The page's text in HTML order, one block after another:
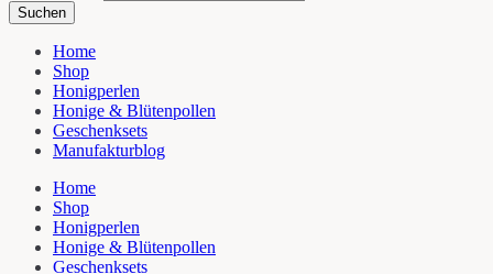
Suchen
Home
Shop
Honigperlen
Honige & Blütenpollen
Geschenksets
Manufakturblog
Home
Shop
Honigperlen
Honige & Blütenpollen
Geschenksets